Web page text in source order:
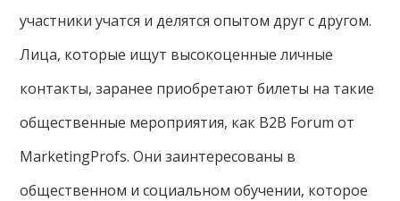
участники учатся и делятся опытом друг с другом.
Лица, которые ищут высокоценные личные
контакты, заранее приобретают билеты на такие
общественные мероприятия, как B2B Forum от
MarketingProfs. Они заинтересованы в
общественном и социальном обучении, которое